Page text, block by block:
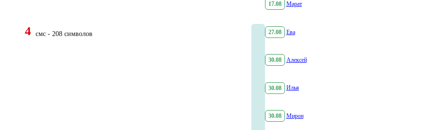
4 смс - 208 символов
17.08 Марат
27.08 Ева
30.08 Алексей
30.08 Илья
30.08 Мирон